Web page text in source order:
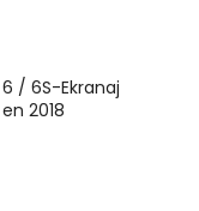
/ 6S-Ekranaj
2018